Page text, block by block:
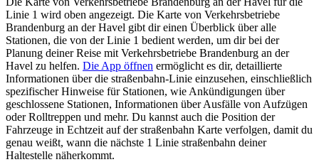
Linie 1 wird oben angezeigt. Die Karte von Verkehrsbetriebe
Brandenburg an der Havel gibt dir einen Überblick über alle
Stationen, die von der Linie 1 bedient werden, um dir bei der
Planung deiner Reise mit Verkehrsbetriebe Brandenburg an der
Havel zu helfen. Die App öffnen ermöglicht es dir, detaillierte
Informationen über die straßenbahn-Linie einzusehen, einschließlich
spezifischer Hinweise für Stationen, wie Ankündigungen über
geschlossene Stationen, Informationen über Ausfälle von Aufzügen
oder Rolltreppen und mehr. Du kannst auch die Position der
Fahrzeuge in Echtzeit auf der straßenbahn Karte verfolgen, damit du
genau weißt, wann die nächste 1 Linie straßenbahn deiner
Haltestelle näherkommt.